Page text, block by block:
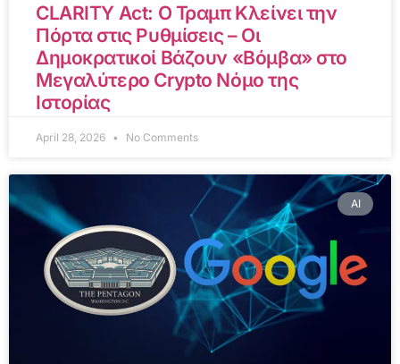
CLARITY Act: Ο Τραμπ Κλείνει την
Πόρτα στις Ρυθμίσεις – Οι
Δημοκρατικοί Βάζουν «Βόμβα» στο
Μεγαλύτερο Crypto Νόμο της
Ιστορίας
April 28, 2026 No Comments
AI